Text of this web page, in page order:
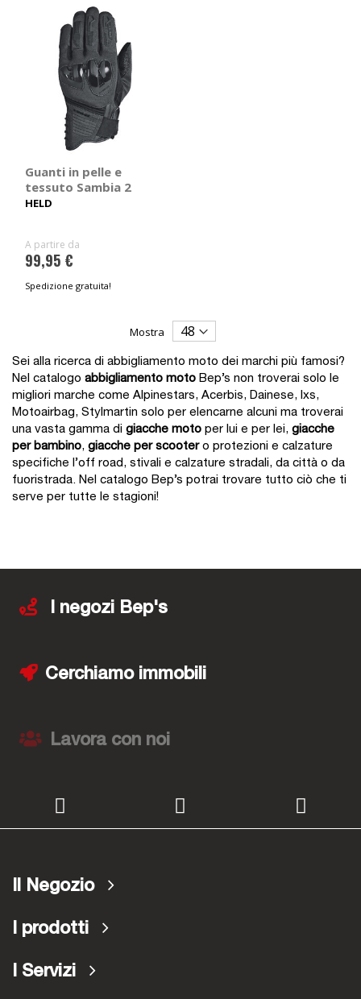
Guanti in pelle e
tessuto Sambia 2
HELD
A partire da
99,95 €
Spedizione gratuita!
Mostra
Sei alla ricerca di abbigliamento moto dei marchi più famosi?
Nel catalogo abbigliamento moto Bep’s non troverai solo le
migliori marche come Alpinestars, Acerbis, Dainese, Ixs,
Motoairbag, Stylmartin solo per elencarne alcuni ma troverai
una vasta gamma di giacche moto per lui e per lei, giacche
per bambino, giacche per scootero protezioni e calzature
specifiche l’off road, stivali e calzature stradali, da città o da
fuoristrada. Nel catalogo Bep’s potrai trovare tutto ciò che ti
serve per tutte le stagioni!
I negozi Bep's
Cerchiamo immobili
Lavora con noi
Il Negozio
I prodotti
I Servizi